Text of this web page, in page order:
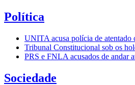
Política
UNITA acusa polícia de atentado
Tribunal Constitucional sob os
PRS e FNLA acusados de andar
Sociedade